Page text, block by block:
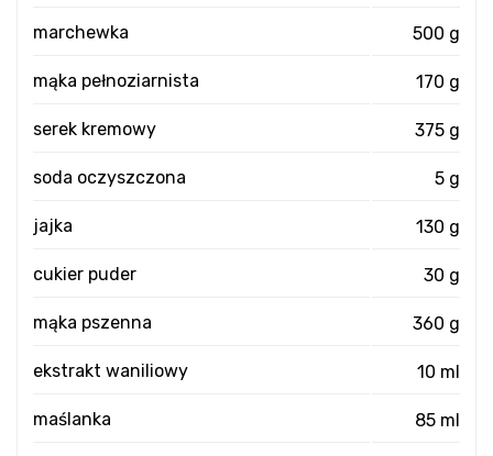
marchewka 500 g
mąka pełnoziarnista 170 g
serek kremowy 375 g
soda oczyszczona 5 g
jajka 130 g
cukier puder 30 g
mąka pszenna 360 g
ekstrakt waniliowy 10 ml
maślanka 85 ml